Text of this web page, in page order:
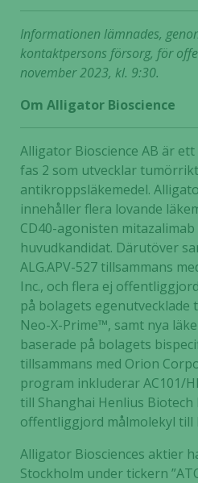
Informationen lämnades,
kontaktpersons försorg, för
november 2023, kl. 9:30.
Om Alligator Bioscience
Alligator Bioscience AB är
fas 2 som utvecklar
antikroppsläkemedel.
innehåller flera lovande
CD40-agonisten mitazalimab
huvudkandidat. Därutöver
ALG.APV-527 tillsammans
Inc., och flera ej
på bolagets
Neo-X-Prime™, samt nya
baserade på bolagets
tillsammans med Orion
program inkluderar AC101/
till Shanghai Henlius Biotech
offentliggjord målmolekyl till
Alligator Biosciences aktier
Stockholm under tickern